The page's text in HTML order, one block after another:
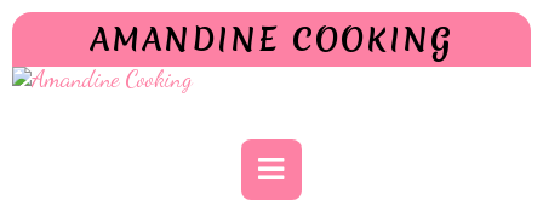
AMANDINE COOKING